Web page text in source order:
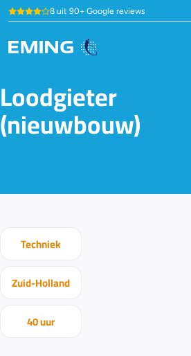
8 uit 90+ Google reviews
Loodgieter
(nieuwbouw)
Techniek
Zuid-Holland
40 uur